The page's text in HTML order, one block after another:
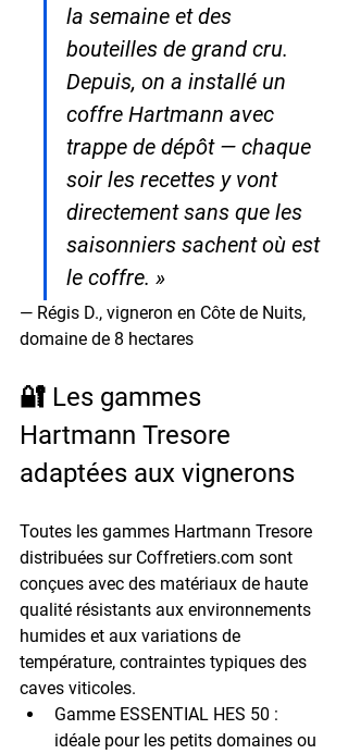
la semaine et des
bouteilles de grand cru.
Depuis, on a installé un
coffre Hartmann avec
trappe de dépôt — chaque
soir les recettes y vont
directement sans que les
saisonniers sachent où est
le coffre. »
— Régis D., vigneron en Côte de Nuits,
domaine de 8 hectares
🔐 Les gammes
Hartmann Tresore
adaptées aux vignerons
Toutes les gammes Hartmann Tresore
distribuées sur Coffretiers.com sont
conçues avec des matériaux de haute
qualité résistants aux environnements
humides et aux variations de
température, contraintes typiques des
caves viticoles.
Gamme ESSENTIAL HES 50 :
idéale pour les petits domaines ou